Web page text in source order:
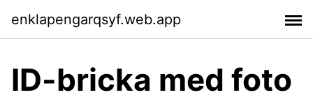
enklapengarqsyf.web.app
ID-bricka med foto